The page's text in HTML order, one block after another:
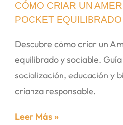
CÓMO CRIAR UN
POCKET
Descubre cómo criar un
equilibrado y sociable.
socialización, educación y
crianza responsable.
Leer Más »